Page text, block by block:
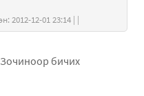
хэзээ бичсэн: 2012-12-01 23:14 | |
Зочиноор бичих